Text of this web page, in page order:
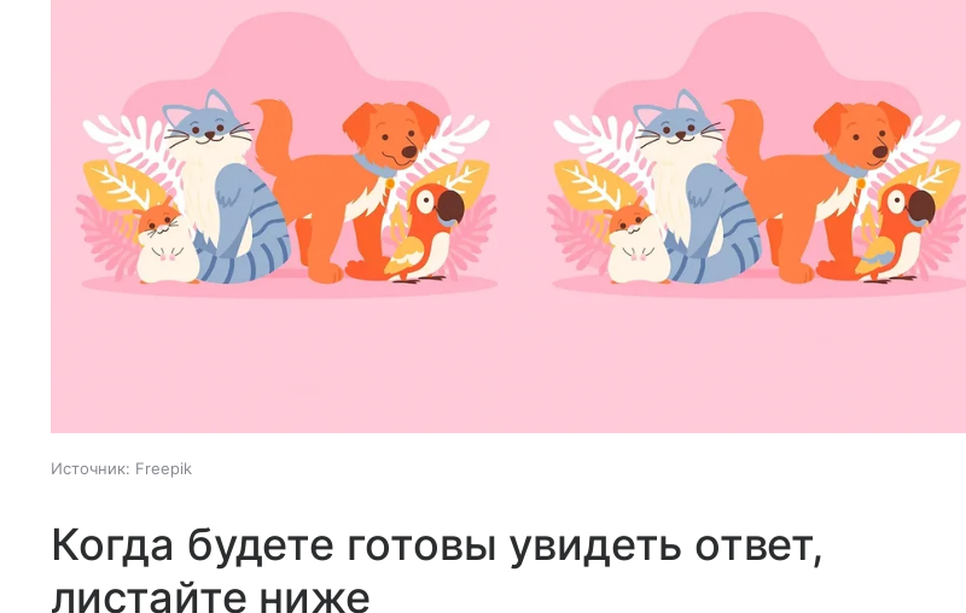
Источник: Freepik
Когда будете готовы увидеть ответ,
листайте ниже